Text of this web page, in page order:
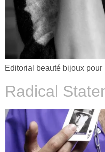
Editorial beauté bijoux
Radical